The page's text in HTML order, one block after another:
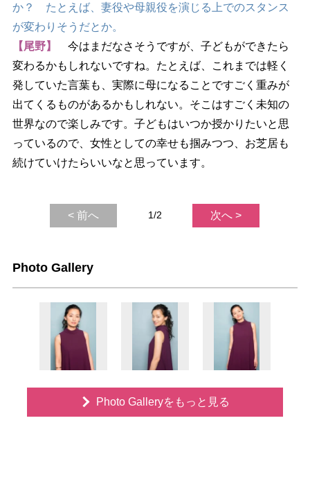
か？ たとえば、妻役や母親役を演じる上でのスタンス
が変わりそうだとか。
【尾野】
今はまだなさそうですが、子どもができたら
変わるかもしれないですね。たとえば、これまでは軽く
発していた言葉も、実際に母になることですごく重みが
出てくるものがあるかもしれない。そこはすごく未知の
世界なので楽しみです。子どもはいつか授かりたいと思
っているので、女性としての幸せも掴みつつ、お芝居も
続けていけたらいいなと思っています。
< 前へ 1/2 次へ >
Photo Gallery
Photo Galleryをもっと見る